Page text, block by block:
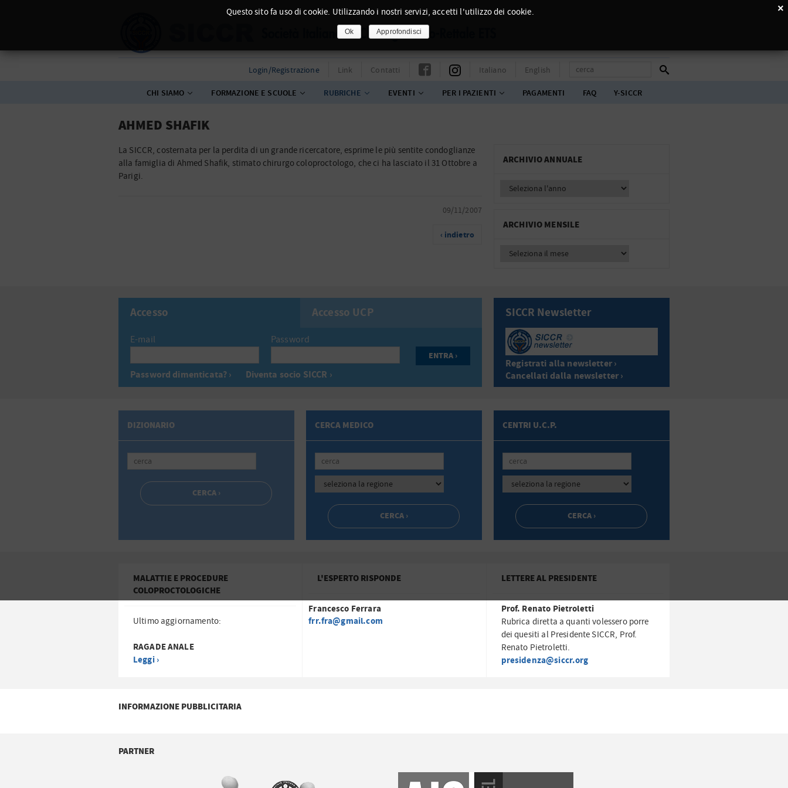
Login/Registrazione Link Contatti Italiano English
CHI SIAMO FORMAZIONE E SCUOLE RUBRICHE EVENTI PER I PAZIENTI PAGAMENTI FAQ Y-SICCR
AHMED SHAFIK
La SICCR, costernata per la perdita di un grande ricercatore, esprime le più sentite condoglianze
alla famiglia di Ahmed Shafik, stimato chirurgo coloproctologo, che ci ha lasciato il 31 Ottobre a
Parigi.
09/11/2007
‹ indietro
ARCHIVIO ANNUALE
ARCHIVIO MENSILE
Accesso Accesso UCP
E-mail Password
Password dimenticata? › Diventa socio SICCR ›
SICCR Newsletter
Registrati alla newsletter ›
Cancellati dalla newsletter ›
DIZIONARIO CERCA MEDICO CENTRI U.C.P.
MALATTIE E PROCEDURE
COLOPROCTOLOGICHE
Ultimo aggiornamento:
RAGADE ANALE
Leggi ›
L'ESPERTO RISPONDE
Francesco Ferrara
frr.fra@gmail.com
LETTERE AL PRESIDENTE
Prof. Renato Pietroletti
Rubrica diretta a quanti volessero porre
dei quesiti al Presidente SICCR, Prof.
Renato Pietroletti.
presidenza@siccr.org
INFORMAZIONE PUBBLICITARIA
PARTNER
×
Questo sito fa uso di cookie. Utilizzando i nostri servizi, accetti l'utilizzo dei cookie.
Ok Approfondisci